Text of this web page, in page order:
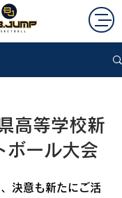
高等学校新
ボール大会
決意も新たにご活